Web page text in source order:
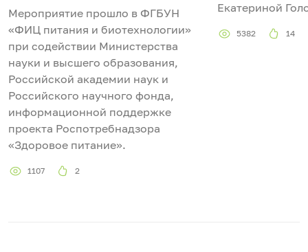
Мероприятие прошло в ФГБУН
«ФИЦ питания и биотехнологии»
при содействии Министерства
науки и высшего образования,
Российской академии наук и
Российского научного фонда,
информационной поддержке
проекта Роспотребнадзора
«Здоровое питание».
1107 2
Екатериной
5382 14